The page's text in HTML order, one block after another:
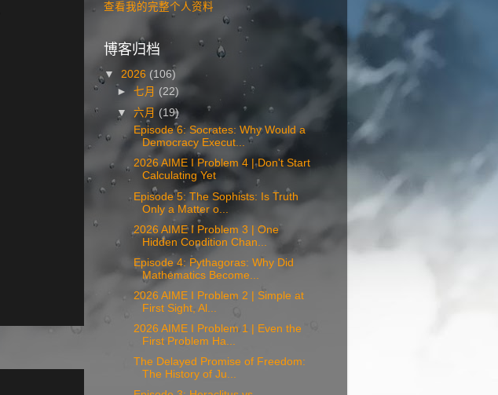
查看我的完整个人资料
博客归档
▼ 2026 (106)
►七月 (22)
▼六月 (19)
Episode 6: Socrates: Why Would a
Democracy Execut...
2026 AIME I Problem 4 | Don't Start
Calculating Yet
Episode 5: The Sophists: Is Truth
Only a Matter o...
2026 AIME I Problem 3 | One
Hidden Condition Chan...
Episode 4: Pythagoras: Why Did
Mathematics Become...
2026 AIME I Problem 2 | Simple at
First Sight, Al...
2026 AIME I Problem 1 | Even the
First Problem Ha...
The Delayed Promise of Freedom:
The History of Ju...